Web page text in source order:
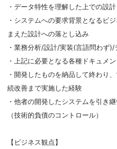
・データ特性を理解した上での設
・システムへの要求背景となるビ
まえた設計への落とし込み
・業務分析/設計/実装(言語問わず
・上記に必要となる各種ドキュメ
・開発したものを納品して終わり
続改善まで実施した経験
・他者の開発したシステムを引き
（技術的負債のコントロール）
【ビジネス観点】